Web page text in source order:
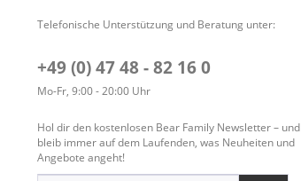
Telefonische Unterstützung und Beratung unter:
+49 (0) 47 48 - 82 16 0
Mo-Fr, 9:00 - 20:00 Uhr
Hol dir den kostenlosen Bear Family Newsletter – und
bleib immer auf dem Laufenden, was Neuheiten und
Angebote angeht!